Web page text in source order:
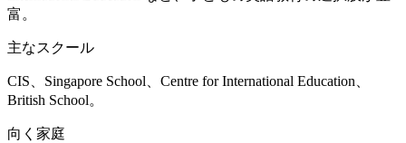
富。
主なスクール
CIS、Singapore School、Centre for International Education、
British School。
向く家庭